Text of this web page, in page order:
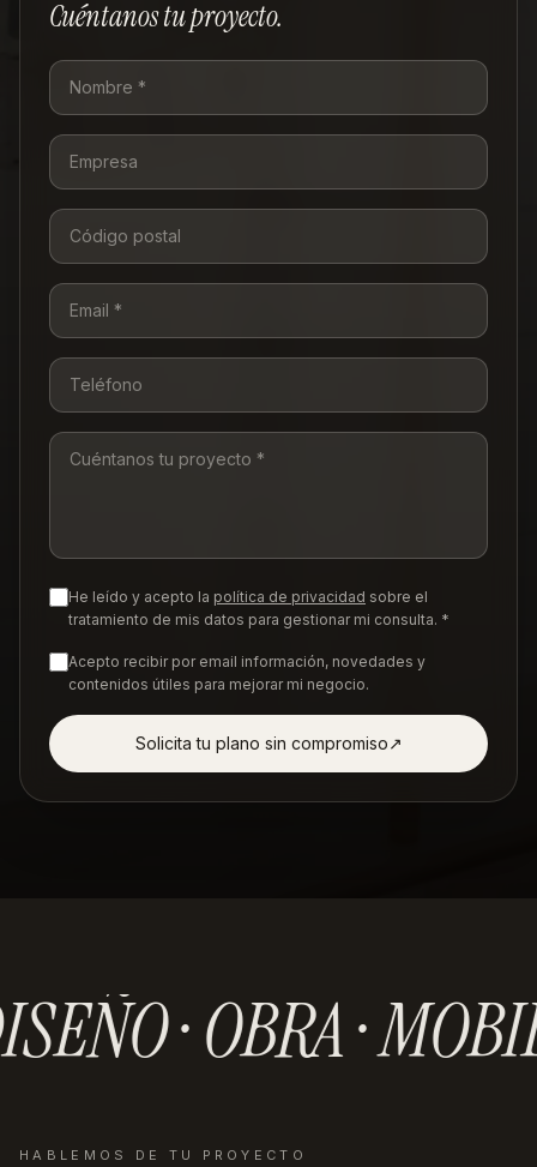
Cuéntanos tu proyecto.
He leído y acepto la política de privacidad sobre el
tratamiento de mis datos para gestionar mi consulta. *
Acepto recibir por email información, novedades y
contenidos útiles para mejorar mi negocio.
Solicita tu plano sin compromiso↗︎
· OBRA ·
HABLEMOS DE TU PROYECTO